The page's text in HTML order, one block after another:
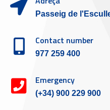
Passeig de
Contact number
977 259 400
Emergency
(+34) 900 229 900